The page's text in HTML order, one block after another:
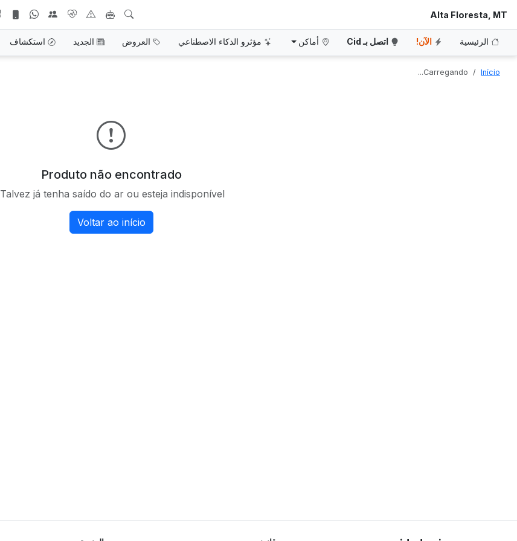
Alta Floresta, MT
الرئيسية الآن! اتصل بـ Cid أماكن مؤثرو الذكاء الاصطناعي العروض الجديد استكشاف
Início
Carregando...
Produto não encontrado
Talvez já tenha saído do ar ou esteja indisponível.
Voltar ao início